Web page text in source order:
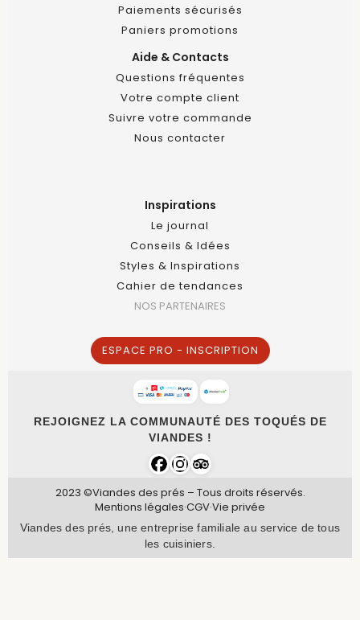
Paiements sécurisés
Paniers promotions
Aide & Contacts
Questions fréquentes
Votre compte client
Suivre votre commande
Nous contacter
Inspirations
Le journal
Conseils & Idées
Styles & Inspirations
Cahier de tendances
NOS PARTENAIRES
ESPACE PRO - INSCRIPTION
REJOIGNEZ LA COMMUNAUTÉ DES TOQUÉS DE
VIANDES !
2023 ©Viandes des prés – Tous droits réservés.
Mentions légales·CGV·Vie privée
Viandes des prés, une entreprise familiale au service de tous
les cuisiniers.